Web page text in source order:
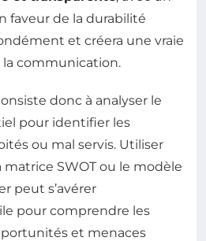
faveur de la durabilité
et créera une vraie
communication.
donc à analyser le
pour identifier les
ou mal servis. Utiliser
SWOT ou le modèle
peut s’avérer
pour comprendre les
et menaces